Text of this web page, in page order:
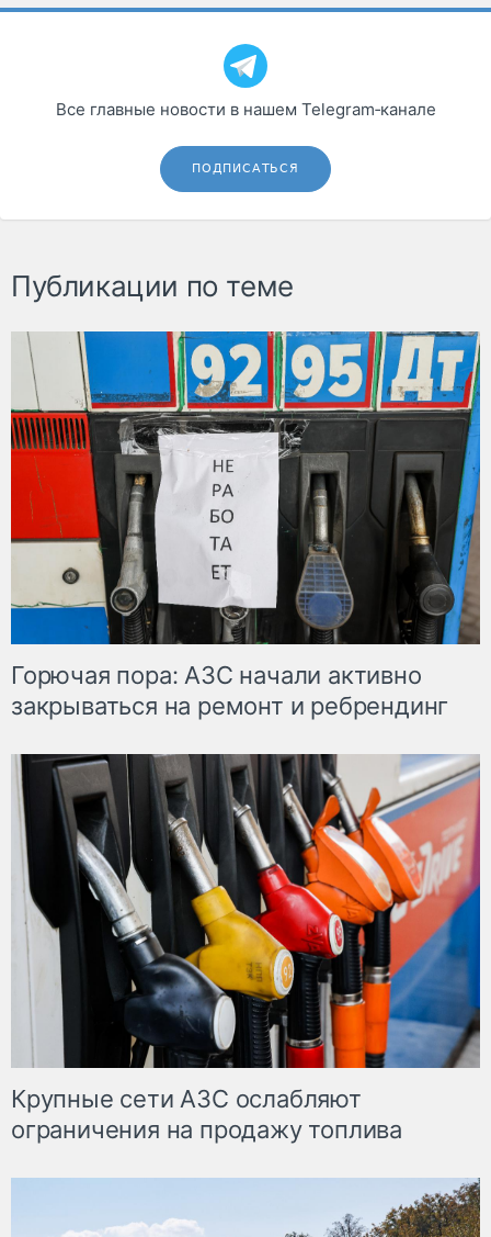
Все главные новости в нашем Telegram‑канале
ПОДПИСАТЬСЯ
Публикации по теме
Горючая пора: АЗС начали активно
закрываться на ремонт и ребрендинг
Крупные сети АЗС ослабляют
ограничения на продажу топлива